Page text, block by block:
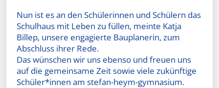
Nun ist es an den Schülerinnen und Schülern das
Schulhaus mit Leben zu füllen, meinte Katja
Billep, unsere engagierte Bauplanerin, zum
Abschluss ihrer Rede.
Das wünschen wir uns ebenso und freuen uns
auf die gemeinsame Zeit sowie viele zukünftige
Schüler*innen am stefan-heym-gymnasium.